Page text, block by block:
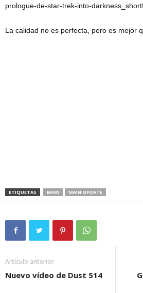
prologue-de-star-trek-into-
La calidad no es perfecta, pero es mejor
ETIQUETAS MAIN MAIN.UPDATE
Artículo anterior
Nuevo vídeo de Dust 514